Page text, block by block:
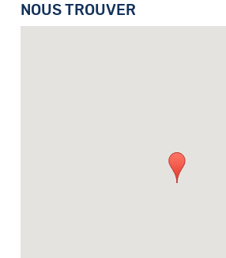
NOUS TROUVER